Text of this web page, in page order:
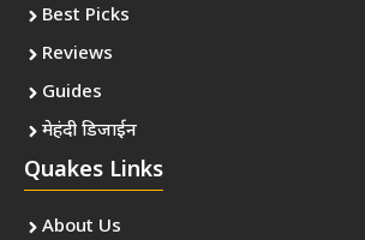
Best Picks
Reviews
Guides
मेहंदी डिजाईन
Quakes Links
About Us